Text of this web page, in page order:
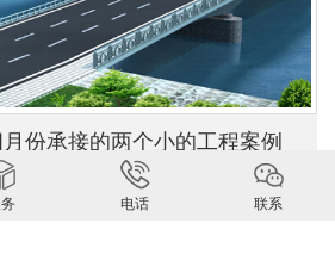
份承接的两个小的工程案例
的两个小的工程案例河北保定市四月份
期紧张，所以通过网上搜索：‘一次性桥
电话 联系